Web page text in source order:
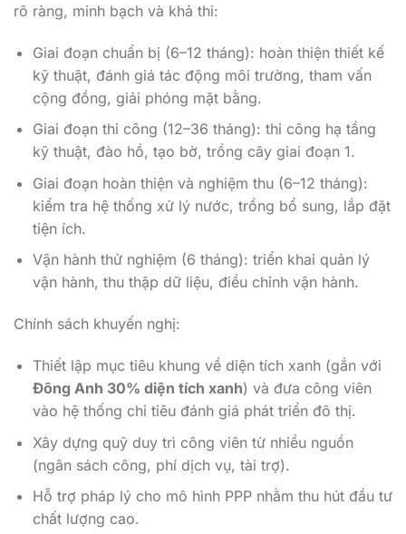
rõ ràng, minh bạch và khả thi:
Giai đoạn chuẩn bị (6–12 tháng): hoàn thiện thiết kế
kỹ thuật, đánh giá tác động môi trường, tham vấn
cộng đồng, giải phóng mặt bằng.
Giai đoạn thi công (12–36 tháng): thi công hạ tầng
kỹ thuật, đào hồ, tạo bờ, trồng cây giai đoạn 1.
Giai đoạn hoàn thiện và nghiệm thu (6–12 tháng):
kiểm tra hệ thống xử lý nước, trồng bổ sung, lắp đặt
tiện ích.
Vận hành thử nghiệm (6 tháng): triển khai quản lý
vận hành, thu thập dữ liệu, điều chỉnh vận hành.
Chính sách khuyến nghị:
Thiết lập mục tiêu khung về diện tích xanh (gắn với
Đông Anh 30% diện tích xanh) và đưa công viên
vào hệ thống chỉ tiêu đánh giá phát triển đô thị.
Xây dựng quỹ duy trì công viên từ nhiều nguồn
(ngân sách công, phí dịch vụ, tài trợ).
Hỗ trợ pháp lý cho mô hình PPP nhằm thu hút đầu tư
chất lượng cao.